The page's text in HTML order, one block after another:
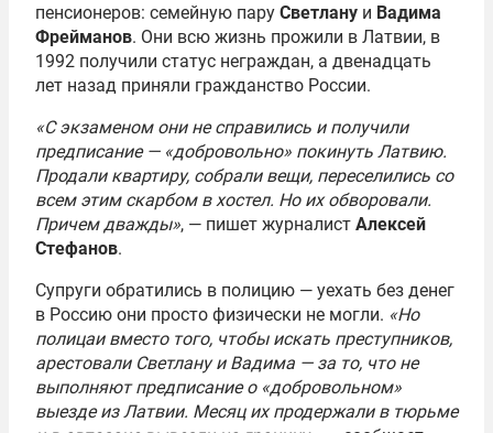
пенсионеров: семейную пару Светлану и Вадима
Фрейманов. Они всю жизнь прожили в Латвии, в
1992 получили статус неграждан, а двенадцать
лет назад приняли гражданство России.
«С экзаменом они не справились и получили
предписание — «добровольно» покинуть Латвию.
Продали квартиру, собрали вещи, переселились со
всем этим скарбом в хостел. Но их обворовали.
Причем дважды», — пишет журналист Алексей
Стефанов.
Супруги обратились в полицию — уехать без денег
в Россию они просто физически не могли. «Но
полицаи вместо того, чтобы искать преступников,
арестовали Светлану и Вадима — за то, что не
выполняют предписание о «добровольном»
выезде из Латвии. Месяц их продержали в тюрьме